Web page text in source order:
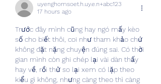
uyenghomsoet.h.uy.e.n+abc123
17 hours ago
Trước đây mình cũng hay ngó mấy kèo
số cho biết thôi, coi như tham khảo chứ
không đặt nặng chuyện đúng sai. Có thời
gian mình còn ghi chép lại vài dàn thấy
hay về, rồi thử so lại xem có lặp theo
kiểu gì không, nhưng càng theo thì càng